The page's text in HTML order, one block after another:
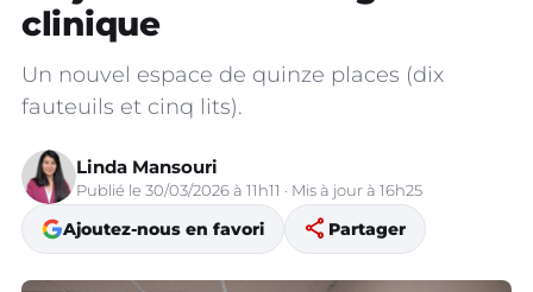
clinique
Un nouvel espace de quinze places (dix
fauteuils et cinq lits).
Linda Mansouri
Publié le 30/03/2026 à 11h11 · Mis à jour à 16h25
Ajoutez-nous en favori share Partager